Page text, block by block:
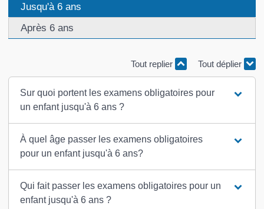
Jusqu'à 6 ans
Après 6 ans
Tout replier Tout déplier
Sur quoi portent les examens obligatoires pour
un enfant jusqu'à 6 ans ?
À quel âge passer les examens obligatoires
pour un enfant jusqu'à 6 ans?
Qui fait passer les examens obligatoires pour un
enfant jusqu'à 6 ans ?